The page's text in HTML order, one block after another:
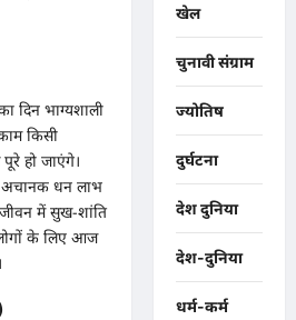
दिन भाग्यशाली
किसी
हो जाएंगे।
अचानक धन लाभ
जीवन में सुख-शांति
लोगों के लिए आज
खेल
चुनावी संग्राम
ज्योतिष
दुर्घटना
देश दुनिया
देश-दुनिया
धर्म-कर्म